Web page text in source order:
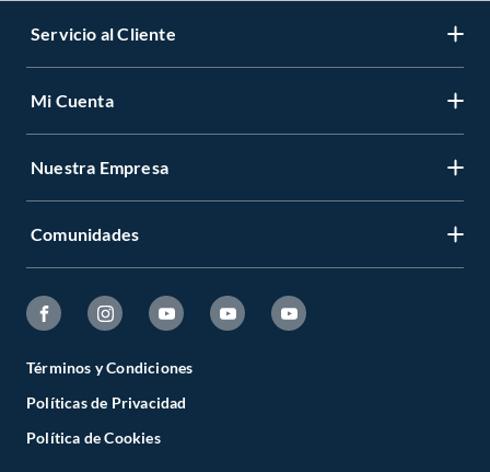
Servicio al Cliente
Mi Cuenta
Nuestra Empresa
Comunidades
Términos y Condiciones
Políticas de Privacidad
Política de Cookies